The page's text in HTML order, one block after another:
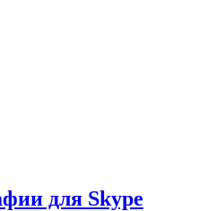
для Skype